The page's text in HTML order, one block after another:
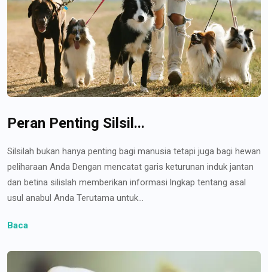
Peran Penting Silsil...
Silsilah bukan hanya penting bagi manusia tetapi juga bagi hewan
peliharaan Anda Dengan mencatat garis keturunan induk jantan
dan betina silislah memberikan informasi lngkap tentang asal
usul anabul Anda Terutama untuk...
Baca